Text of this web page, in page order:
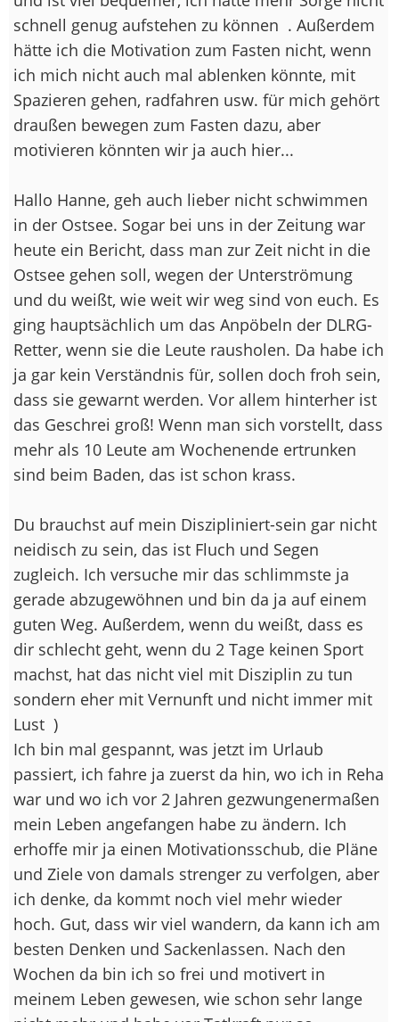
schnell genug aufstehen zu können . Außerdem
hätte ich die Motivation zum Fasten nicht, wenn
ich mich nicht auch mal ablenken könnte, mit
Spazieren gehen, radfahren usw. für mich gehört
draußen bewegen zum Fasten dazu, aber
motivieren könnten wir ja auch hier...
Hallo Hanne, geh auch lieber nicht schwimmen
in der Ostsee. Sogar bei uns in der Zeitung war
heute ein Bericht, dass man zur Zeit nicht in die
Ostsee gehen soll, wegen der Unterströmung
und du weißt, wie weit wir weg sind von euch. Es
ging hauptsächlich um das Anpöbeln der DLRG-
Retter, wenn sie die Leute rausholen. Da habe ich
ja gar kein Verständnis für, sollen doch froh sein,
dass sie gewarnt werden. Vor allem hinterher ist
das Geschrei groß! Wenn man sich vorstellt, dass
mehr als 10 Leute am Wochenende ertrunken
sind beim Baden, das ist schon krass.
Du brauchst auf mein Diszipliniert-sein gar nicht
neidisch zu sein, das ist Fluch und Segen
zugleich. Ich versuche mir das schlimmste ja
gerade abzugewöhnen und bin da ja auf einem
guten Weg. Außerdem, wenn du weißt, dass es
dir schlecht geht, wenn du 2 Tage keinen Sport
machst, hat das nicht viel mit Disziplin zu tun
sondern eher mit Vernunft und nicht immer mit
Lust )
Ich bin mal gespannt, was jetzt im Urlaub
passiert, ich fahre ja zuerst da hin, wo ich in Reha
war und wo ich vor 2 Jahren gezwungenermaßen
mein Leben angefangen habe zu ändern. Ich
erhoffe mir ja einen Motivationsschub, die Pläne
und Ziele von damals strenger zu verfolgen, aber
ich denke, da kommt noch viel mehr wieder
hoch. Gut, dass wir viel wandern, da kann ich am
besten Denken und Sackenlassen. Nach den
Wochen da bin ich so frei und motivert in
meinem Leben gewesen, wie schon sehr lange